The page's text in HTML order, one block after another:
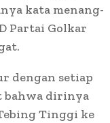
kata menang-
Partai Golkar
dengan setiap
bahwa dirinya
Tinggi ke